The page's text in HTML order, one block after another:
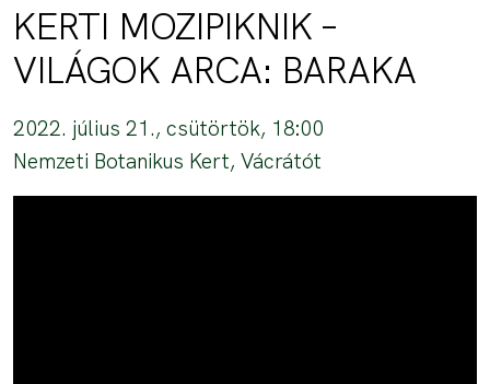
KERTI MOZIPIKNIK –
VILÁGOK ARCA: BARAKA
2022. július 21., csütörtök, 18:00
Nemzeti Botanikus Kert, Vácrátót